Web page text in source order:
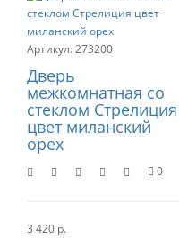
273200
Дверь
межкомнатная со
стеклом Стрелиция
цвет миланский
орех
0
3 420 р.